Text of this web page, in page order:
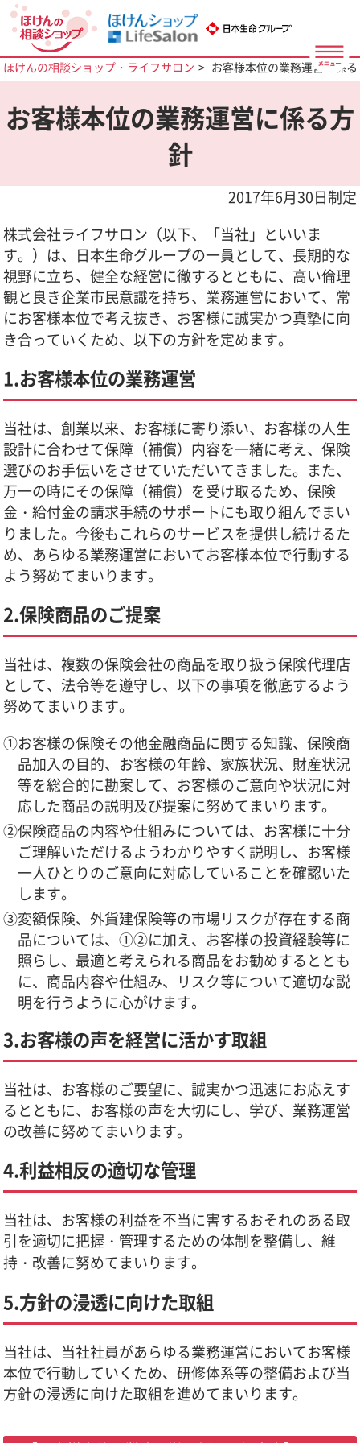
ほけんの相談ショップ・ライフサロン お客様本位の業務運営に係
お客様本位の業務運営に係る方
針
2017年6月30日制定
株式会社ライフサロン（以下、「当社」といいま
す。）は、日本生命グループの一員として、長期的な
視野に立ち、健全な経営に徹するとともに、高い倫理
観と良き企業市民意識を持ち、業務運営において、常
にお客様本位で考え抜き、お客様に誠実かつ真摯に向
き合っていくため、以下の方針を定めます。
1.お客様本位の業務運営
当社は、創業以来、お客様に寄り添い、お客様の人生
設計に合わせて保障（補償）内容を一緒に考え、保険
選びのお手伝いをさせていただいてきました。また、
万一の時にその保障（補償）を受け取るため、保険
金・給付金の請求手続のサポートにも取り組んでまい
りました。今後もこれらのサービスを提供し続けるた
め、あらゆる業務運営においてお客様本位で行動する
よう努めてまいります。
2.保険商品のご提案
当社は、複数の保険会社の商品を取り扱う保険代理店
として、法令等を遵守し、以下の事項を徹底するよう
努めてまいります。
①お客様の保険その他金融商品に関する知識、保険商
品加入の目的、お客様の年齢、家族状況、財産状況
等を総合的に勘案して、お客様のご意向や状況に対
応した商品の説明及び提案に努めてまいります。
②保険商品の内容や仕組みについては、お客様に十分
ご理解いただけるようわかりやすく説明し、お客様
一人ひとりのご意向に対応していることを確認いた
します。
③変額保険、外貨建保険等の市場リスクが存在する商
品については、①②に加え、お客様の投資経験等に
照らし、最適と考えられる商品をお勧めするととも
に、商品内容や仕組み、リスク等について適切な説
明を行うように心がけます。
3.お客様の声を経営に活かす取組
当社は、お客様のご要望に、誠実かつ迅速にお応えす
るとともに、お客様の声を大切にし、学び、業務運営
の改善に努めてまいります。
4.利益相反の適切な管理
当社は、お客様の利益を不当に害するおそれのある取
引を適切に把握・管理するための体制を整備し、維
持・改善に努めてまいります。
5.方針の浸透に向けた取組
当社は、当社社員があらゆる業務運営においてお客様
本位で行動していくため、研修体系等の整備および当
方針の浸透に向けた取組を進めてまいります。